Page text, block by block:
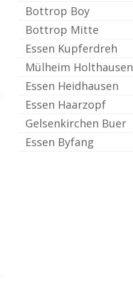
Bottrop Boy
Bottrop Mitte
Essen Kupferdreh
Mülheim Holthausen
Essen Heidhausen
Essen Haarzopf
Gelsenkirchen Buer
Essen Byfang